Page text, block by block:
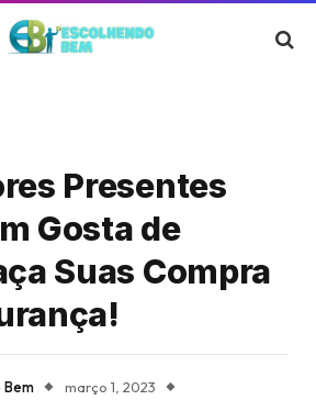
Presentes
Gosta de
Suas Compra
Bem
março 1, 2023